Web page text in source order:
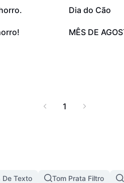
1,3 mil
Dia do Cão
194
MÊS DE
1
De Texto Tom Prata Filtro